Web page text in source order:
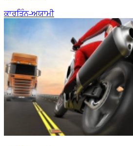
ਕਾਰਤਿੰਨ-ਅਯਾਮੀ